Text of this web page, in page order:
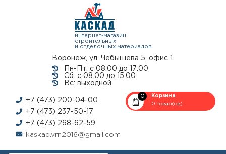
интернет-магазин
строительных
и отделочных материалов
Воронеж, ул. Чебышева 5, офис 1.
Пн-Пт: с 08:00 до 17:00
Сб: с 08:00 до 15:00
Вс: выходной
+7 (473) 200-04-00
+7 (473) 237-50-17
+7 (473) 268-62-59
kaskad.vrn2016@gmail.com
0
Корзина
0 товар(ов)